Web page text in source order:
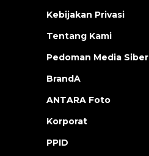
Kebijakan Privasi
Tentang Kami
Pedoman Media Siber
BrandA
ANTARA Foto
Korporat
PPID